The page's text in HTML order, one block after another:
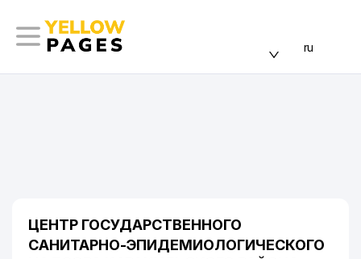
ru
ЦЕНТР ГОСУДАРСТВЕННОГО
САНИТАРНО-ЭПИДЕМИОЛОГИЧЕСКОГО